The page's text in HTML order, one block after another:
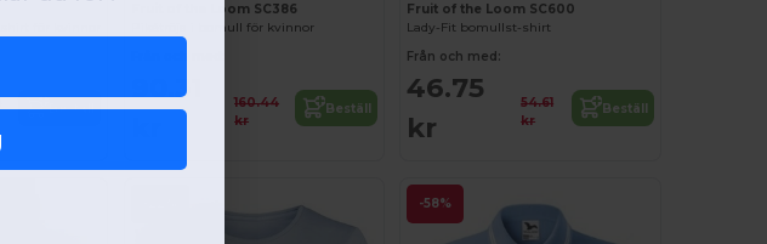
Beställ
Fruit of the Loom SC386
Pikétröja i bomull för kvinnor
90.31
160.44
kr
Beställ
Fruit of the Loom SC600
Lady-Fit bomullst-shirt
Från och med:
46.75
kr
54.61
kr
Beställ
-58%